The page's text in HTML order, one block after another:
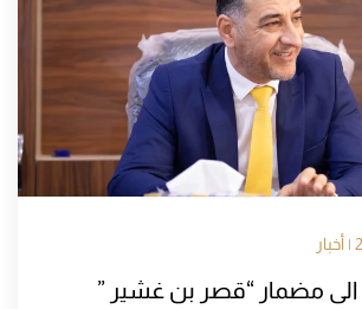
الى مضمار “قصر بن غشير ”